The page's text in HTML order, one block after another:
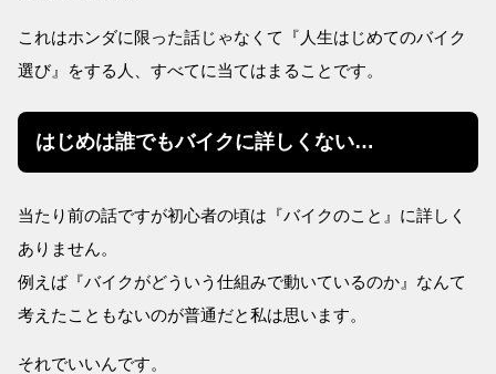
これはホンダに限った話じゃなくて『人生はじめてのバイク
選び』をする人、すべてに当てはまることです。
はじめは誰でもバイクに詳しくない…
当たり前の話ですが初心者の頃は『バイクのこと』に詳しく
ありません。
例えば『バイクがどういう仕組みで動いているのか』なんて
考えたこともないのが普通だと私は思います。
それでいいんです。